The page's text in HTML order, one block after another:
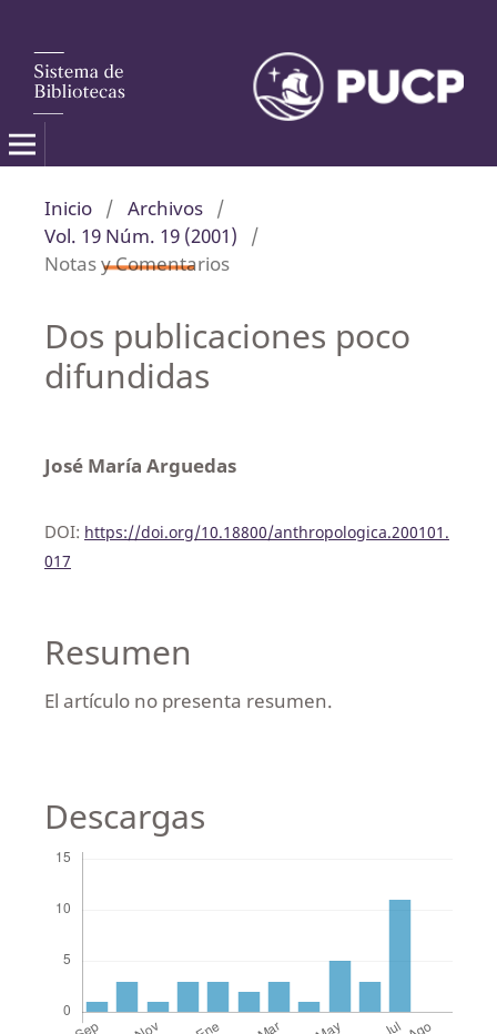
Inicio / Archivos /
Vol. 19 Núm. 19 (2001)
/
Notas y Comentarios
Dos publicaciones poco
difundidas
José María Arguedas
DOI: https://doi.org/10.18800/anthropologica.200101.
017
Resumen
El artículo no presenta resumen.
Descargas